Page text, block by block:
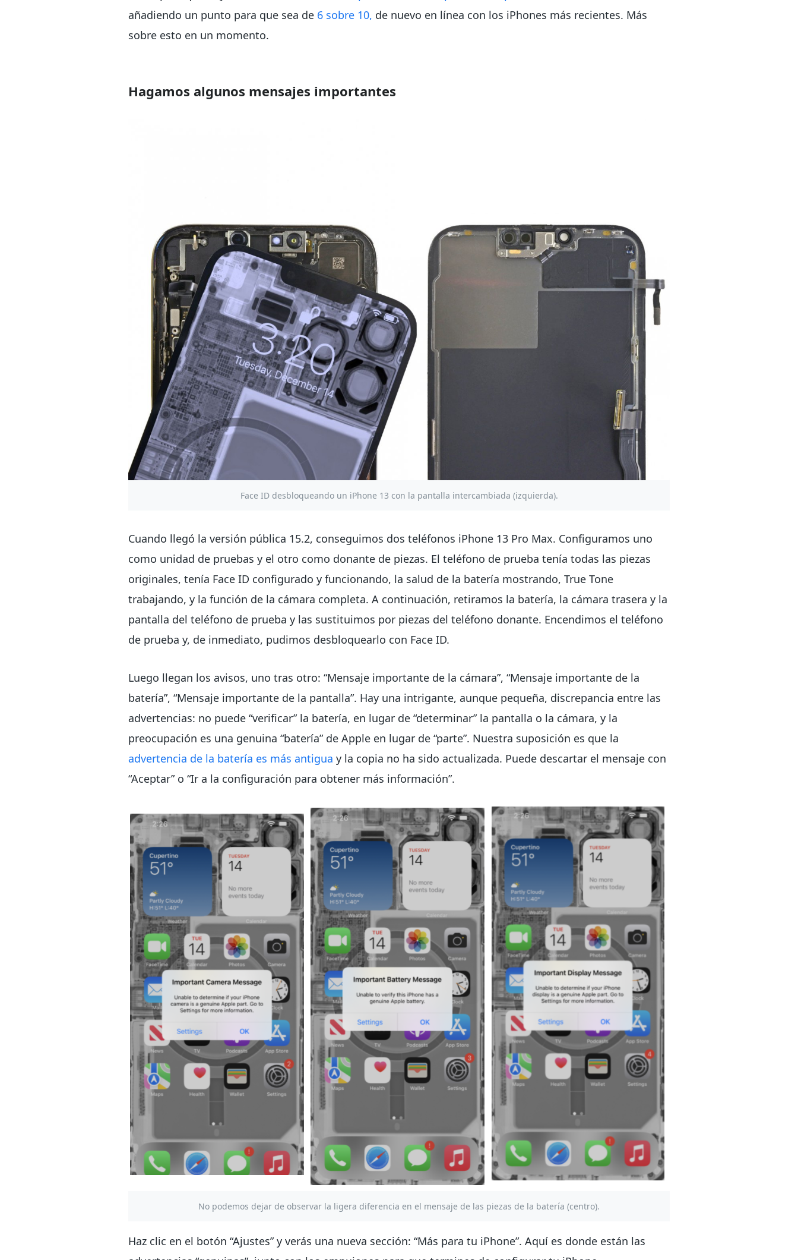
añadiendo un punto para que sea de 6 sobre 10, de nuevo en línea con los iPhones más recientes. Más
sobre esto en un momento.
Hagamos algunos mensajes importantes
Face ID desbloqueando un iPhone 13 con la pantalla intercambiada (izquierda).
Cuando llegó la versión pública 15.2, conseguimos dos teléfonos iPhone 13 Pro Max. Configuramos uno
como unidad de pruebas y el otro como donante de piezas. El teléfono de prueba tenía todas las piezas
originales, tenía Face ID configurado y funcionando, la salud de la batería mostrando, True Tone
trabajando, y la función de la cámara completa. A continuación, retiramos la batería, la cámara trasera y la
pantalla del teléfono de prueba y las sustituimos por piezas del teléfono donante. Encendimos el teléfono
de prueba y, de inmediato, pudimos desbloquearlo con Face ID.
Luego llegan los avisos, uno tras otro: “Mensaje importante de la cámara”, “Mensaje importante de la
batería”, “Mensaje importante de la pantalla”. Hay una intrigante, aunque pequeña, discrepancia entre las
advertencias: no puede “verificar” la batería, en lugar de “determinar” la pantalla o la cámara, y la
preocupación es una genuina “batería” de Apple en lugar de “parte”. Nuestra suposición es que la
advertencia de la batería es más antigua y la copia no ha sido actualizada. Puede descartar el mensaje con
“Aceptar” o “Ir a la configuración para obtener más información”.
No podemos dejar de observar la ligera diferencia en el mensaje de las piezas de la batería (centro).
Haz clic en el botón “Ajustes” y verás una nueva sección: “Más para tu iPhone”. Aquí es donde están las